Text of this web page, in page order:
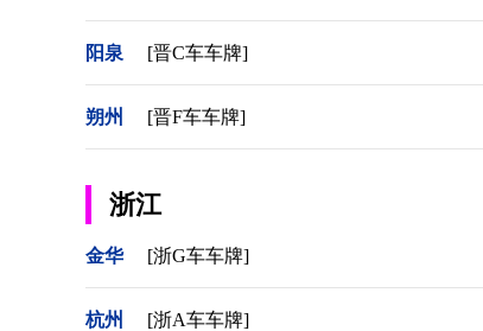
阳泉 [晋C车车牌]
朔州 [晋F车车牌]
浙江
金华 [浙G车车牌]
杭州 [浙A车车牌]